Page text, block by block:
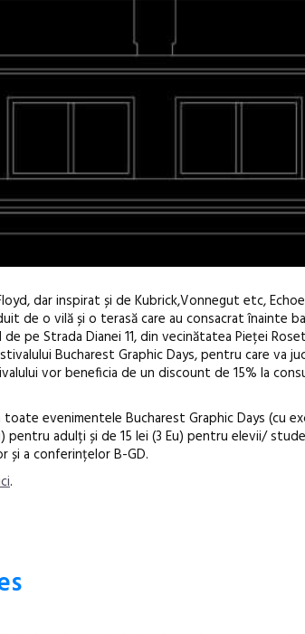
dar inspirat și de Kubrick,Vonnegut etc,
de o vilă și o terasă care au consacrat înainte
pe Strada Dianei 11, din vecinătatea Pieței
Bucharest Graphic Days, pentru care va
vor beneficia de un discount de 15% la
evenimentele Bucharest Graphic Days (cu
pentru adulți și de 15 lei (3 Eu) pentru elevii/
și a conferințelor B-GD.
.